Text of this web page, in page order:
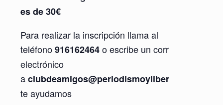
es de 30€
Para realizar la inscripción llama al
teléfono916162464o escribe un correo
electrónico
aclubdeamigos@periodismoylibertad.org
te ayudamos